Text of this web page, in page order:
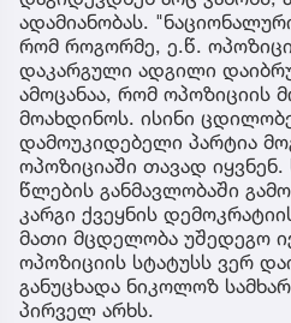
ადამიანობას.
რომ როგორმე, ე.წ.
დაკარგული ადგილი
ამოცანაა, რომ ოპოზიციის
მოახდინოს. ისინი
დამოუკიდებელი პარტია
ოპოზიციაში თავად
წლების განმავლობაში
კარგი ქვეყნის
მათი მცდელობა უშედეგო
ოპოზიციის სტატუსს ვერ
განუცხადა ნიკოლოზ
პირველ არხს.